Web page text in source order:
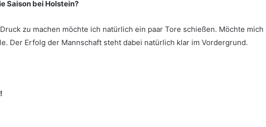
Saison bei Holstein?
zu machen möchte ich natürlich ein paar Tore schießen. Möchte mich
Der Erfolg der Mannschaft steht dabei natürlich klar im Vordergrund.